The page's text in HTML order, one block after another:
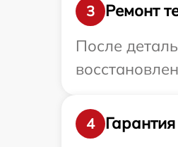
3
Ремонт
После
4
Гарантия